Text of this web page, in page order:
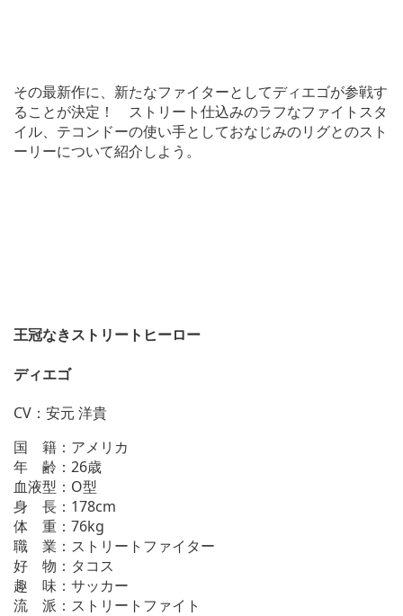
その最新作に、新たなファイターとしてディエゴが参戦す
ることが決定！ ストリート仕込みのラフなファイトスタ
イル、テコンドーの使い手としておなじみのリグとのスト
ーリーについて紹介しよう。
王冠なきストリートヒーロー
ディエゴ
CV：安元 洋貴
国 籍：アメリカ
年 齢：26歳
血液型：O型
身 長：178cm
体 重：76kg
職 業：ストリートファイター
好 物：タコス
趣 味：サッカー
流 派：ストリートファイト